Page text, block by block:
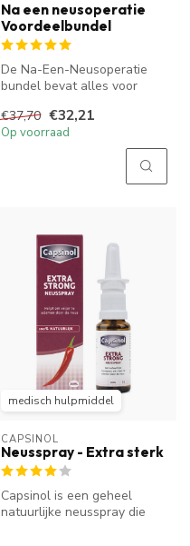
Na een neusoperatie
Voordeelbundel
De Na-Een-Neusoperatie
bundel bevat alles voor
neusoperatie....
€37,70 €32,21
Op voorraad
medisch hulpmiddel
CAPSINOL
Neusspray - Extra sterk
Capsinol is een geheel
natuurlijke neusspray die